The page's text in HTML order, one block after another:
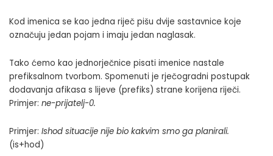
Kod imenica se kao jedna riječ pišu dvije sastavnice koje
označuju jedan pojam i imaju jedan naglasak.
Tako ćemo kao jednorječnice pisati imenice nastale
prefiksalnom tvorbom. Spomenuti je rječogradni postupak
dodavanja afikasa s lijeve (prefiks) strane korijena riječi.
Primjer: ne-prijatelj-0.
Primjer: Ishod situacije nije bio kakvim smo ga planirali.
(is+hod)